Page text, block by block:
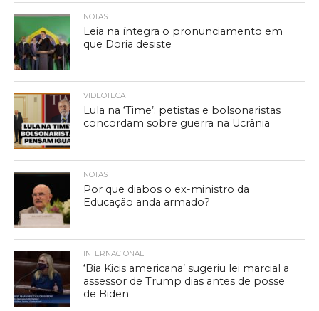
NOTAS
Leia na íntegra o pronunciamento em
que Doria desiste
VIDEOTECA
Lula na ‘Time’: petistas e bolsonaristas
concordam sobre guerra na Ucrânia
NOTAS
Por que diabos o ex-ministro da
Educação anda armado?
INTERNACIONAL
‘Bia Kicis americana’ sugeriu lei marcial a
assessor de Trump dias antes de posse
de Biden